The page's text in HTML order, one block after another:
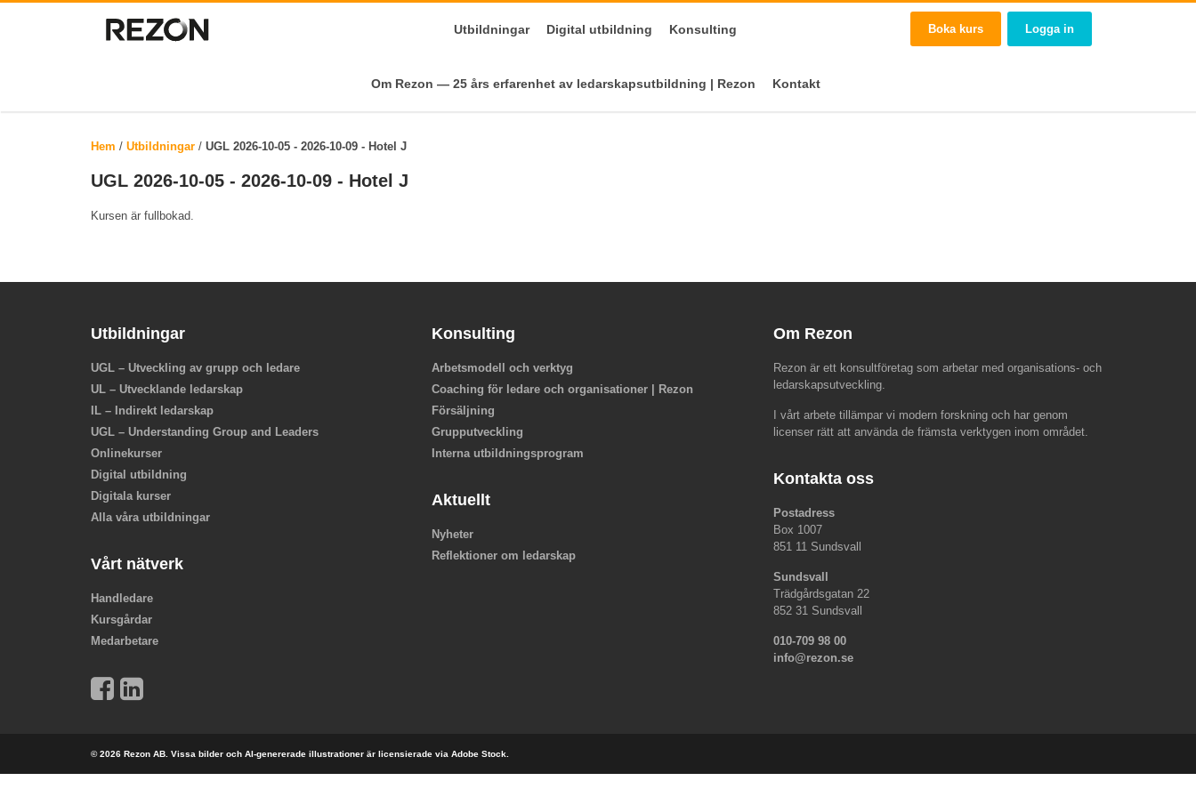
Utbildningar Digital utbildning Konsulting
Om Rezon — 25 års erfarenhet av ledarskapsutbildning | Rezon Kontakt
Boka kurs Logga in
Hem / Utbildningar / UGL 2026-10-05 - 2026-10-09 - Hotel J
UGL 2026-10-05 - 2026-10-09 - Hotel J
Kursen är fullbokad.
Utbildningar
UGL – Utveckling av grupp och ledare
UL – Utvecklande ledarskap
IL – Indirekt ledarskap
UGL – Understanding Group and Leaders
Onlinekurser
Digital utbildning
Digitala kurser
Alla våra utbildningar
Vårt nätverk
Handledare
Kursgårdar
Medarbetare
Konsulting
Arbetsmodell och verktyg
Coaching för ledare och organisationer | Rezon
Försäljning
Grupputveckling
Interna utbildningsprogram
Aktuellt
Nyheter
Reflektioner om ledarskap
Om Rezon
Rezon är ett konsultföretag som arbetar med organisations- och
ledarskapsutveckling.
I vårt arbete tillämpar vi modern forskning och har genom
licenser rätt att använda de främsta verktygen inom området.
Kontakta oss
Postadress
Box 1007
851 11 Sundsvall
Sundsvall
Trädgårdsgatan 22
852 31 Sundsvall
010-709 98 00
info@rezon.se
© 2026 Rezon AB. Vissa bilder och AI-genererade illustrationer är licensierade via Adobe Stock.